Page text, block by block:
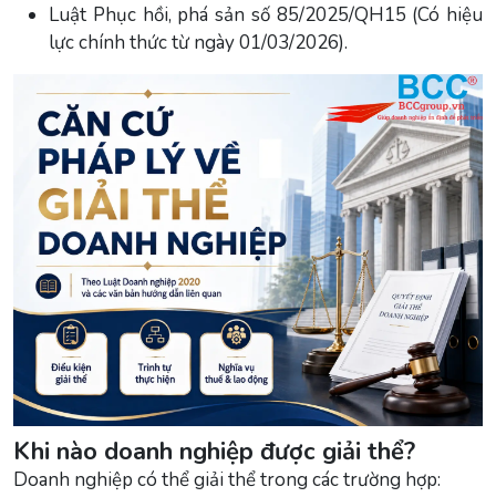
Luật Phục hồi, phá sản số 85/2025/QH15 (Có hiệu
lực chính thức từ ngày 01/03/2026).
Khi nào doanh nghiệp được giải thể?
Doanh nghiệp có thể giải thể trong các trường hợp: